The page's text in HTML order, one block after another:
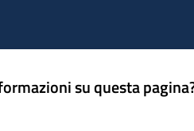
su questa